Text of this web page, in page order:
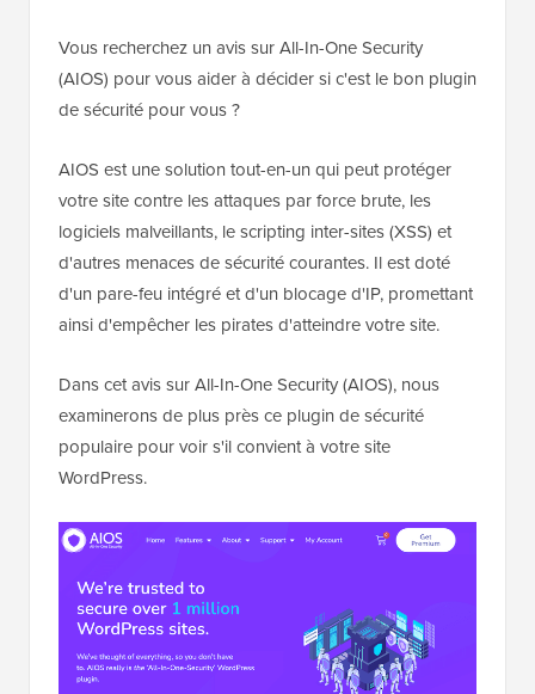
Vous recherchez un avis sur All-In-One Security
(AIOS) pour vous aider à décider si c'est le bon plugin
de sécurité pour vous ?
AIOS est une solution tout-en-un qui peut protéger
votre site contre les attaques par force brute, les
logiciels malveillants, le scripting inter-sites (XSS) et
d'autres menaces de sécurité courantes. Il est doté
d'un pare-feu intégré et d'un blocage d'IP, promettant
ainsi d'empêcher les pirates d'atteindre votre site.
Dans cet avis sur All-In-One Security (AIOS), nous
examinerons de plus près ce plugin de sécurité
populaire pour voir s'il convient à votre site
WordPress.